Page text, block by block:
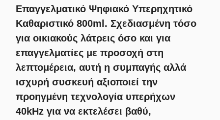
Επαγγελματικό Ψηφιακό Υπερηχητικό
Καθαριστικό 800ml. Σχεδιασμένη τόσο
για οικιακούς λάτρεις όσο και για
επαγγελματίες με προσοχή στη
λεπτομέρεια, αυτή η συμπαγής αλλά
ισχυρή συσκευή αξιοποιεί την
προηγμένη τεχνολογία υπερήχων
40kHz για να εκτελέσει βαθύ,